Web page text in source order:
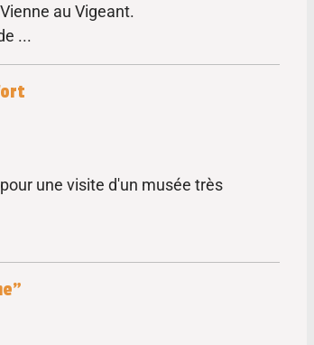
au Vigeant.
...
une visite d'un musée très